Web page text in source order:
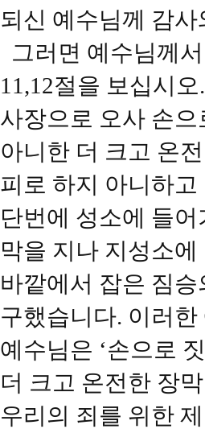
되신 예수님께 감
그러면 예수님께
11,12절을 보십시
사장으로 오사 손
아니한 더 크고 온
피로 하지 아니하
단번에 성소에 들
막을 지나 지성소
바깥에서 잡은 짐
구했습니다. 이러
예수님은 ‘손으로
더 크고 온전한 장
우리의 죄를 위한